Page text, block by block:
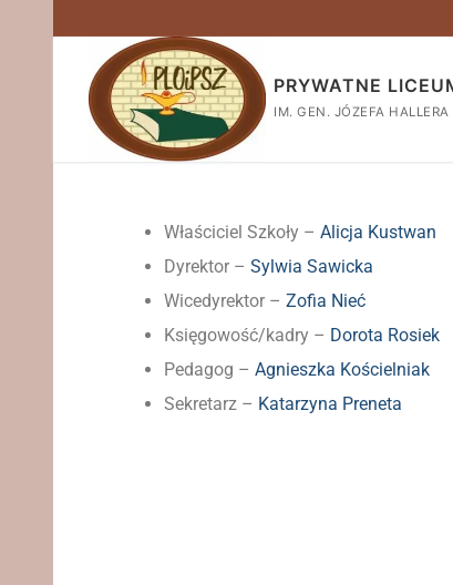
PRYWATNE
IM. GEN. JÓZEFA HALLERA
Właściciel Szkoły – Alicja Kustwan
Dyrektor – Sylwia Sawicka
Wicedyrektor – Zofia Nieć
Księgowość/kadry – Dorota Rosiek
Pedagog – Agnieszka Kościelniak
Sekretarz – Katarzyna Preneta